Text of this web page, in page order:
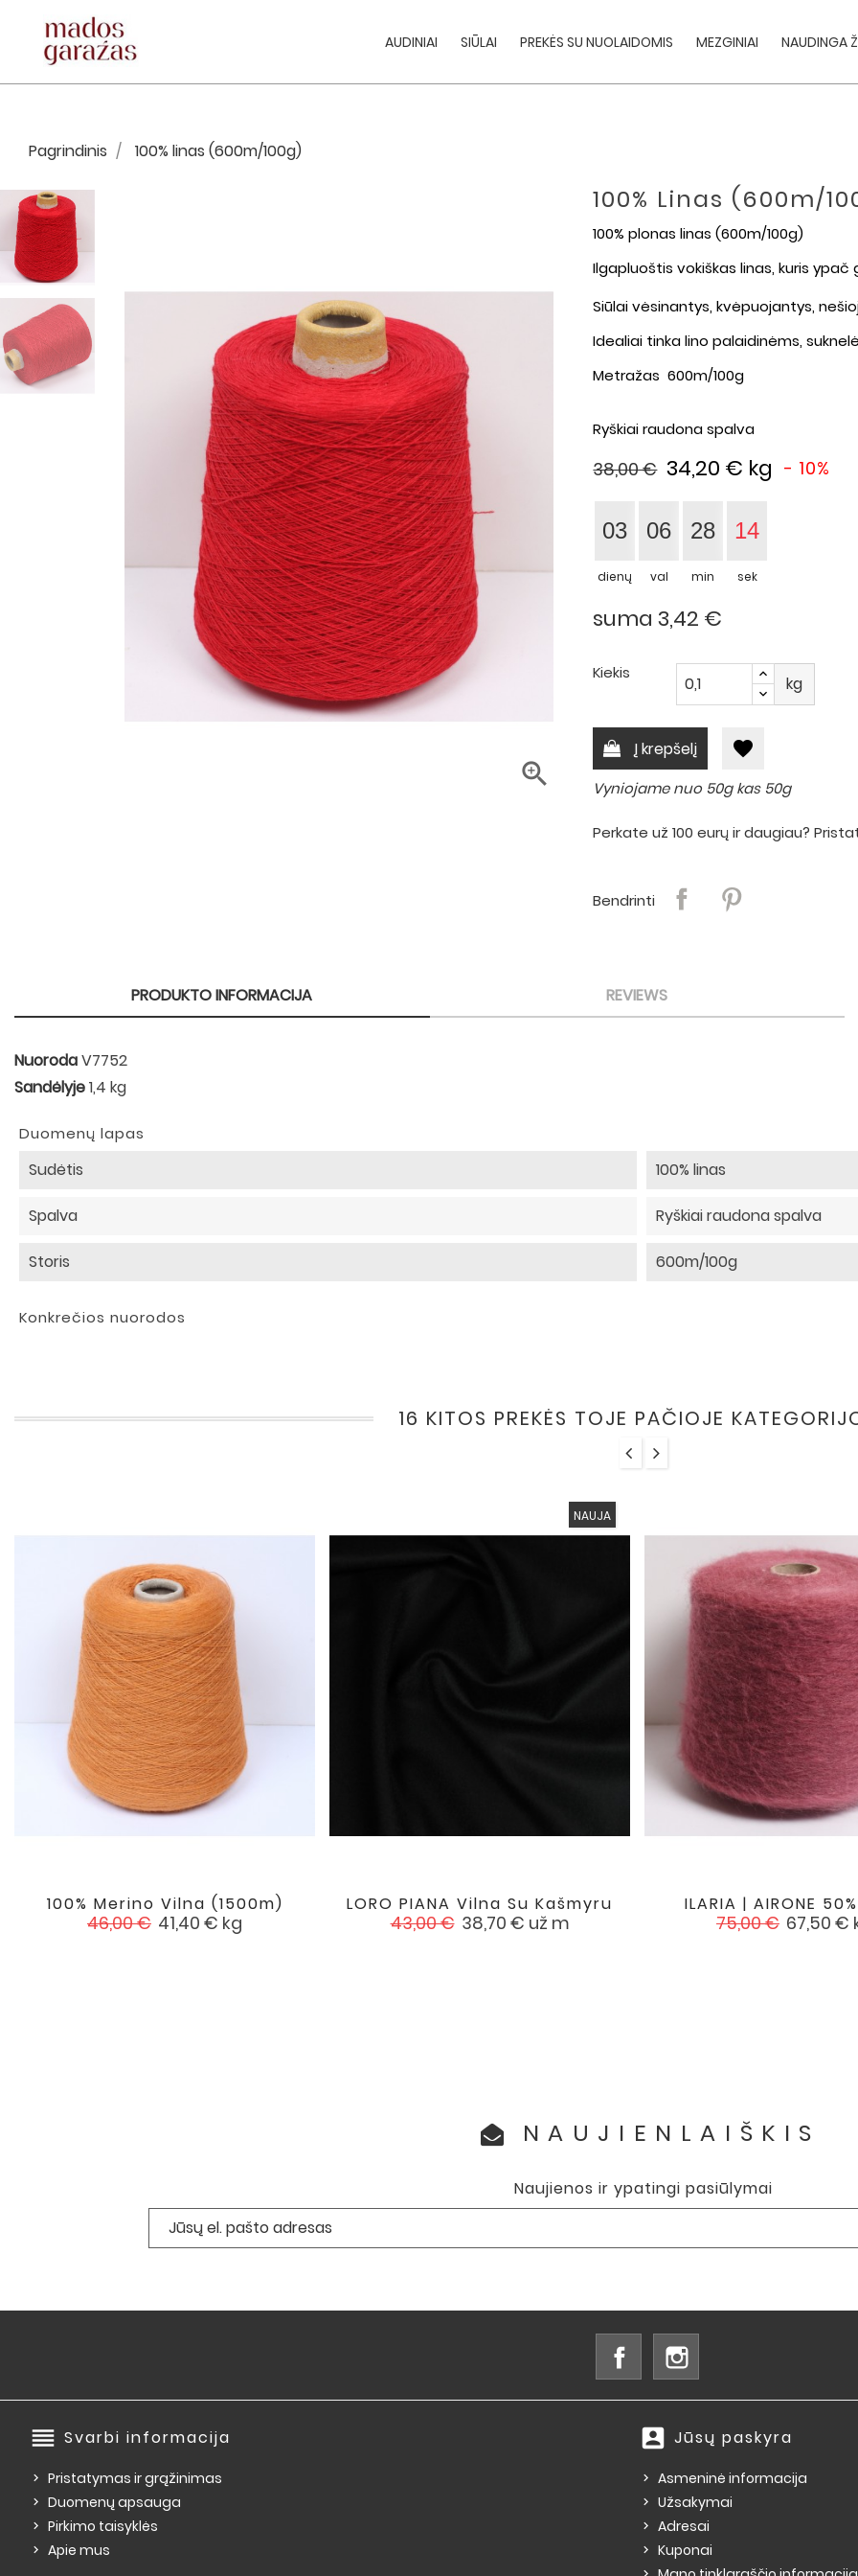
AUDINIAI SIŪLAI PREKĖS SU NUOLAIDOMIS MEZGINIAI NAUDINGA
Pagrindinis 100% linas (600m/100g)

100% Linas (600m/
100% plonas linas (600m/100g)
Ilgapluoštis vokiškas linas, kuris
Siūlai vėsinantys, kvėpuojantys,
Idealiai tinka lino palaidinėms,
Metražas 600m/100g
Ryškiai raudona spalva
34,20 € kg - 10%
38,00 €
03
dienų
06
val
28
min
14
sek
suma 3,42 €
Kiekis
kg
Į krepšelį favorite
Vyniojame nuo 50g kas 50g
Perkate už 100 eurų ir daugiau?
Bendrinti
PRODUKTO INFORMACIJA REVIEWS
NuorodaV7752
Sandėlyje1,4 kg
Duomenų lapas
Sudėtis 100% linas
Spalva Ryškiai raudona spalva
Storis 600m/100g
Konkrečios nuorodos
16 KITOS PREKĖS TOJE PAČIOJE
100% Merino Vilna (1500m)
Įprasta
46,00 € Kaina
41,40 € kg
 favorite
NAUJA
LORO PIANA Vilna Su Kašmyru
Įprasta
43,00 € Kaina
38,70 € už m
 favorite
ILARIA | AIRONE
Įprasta
75,00 € Kaina
67,50 €

NAUJIENLAIŠKIS
Naujienos ir ypatingi pasiūlymai
Facebook
reorder Svarbi informacija
Pristatymas ir grąžinimas
Duomenų apsauga
Pirkimo taisyklės
Apie mus
account_box Jūsų paskyra
Asmeninė informacija
Užsakymai
Adresai
Kuponai